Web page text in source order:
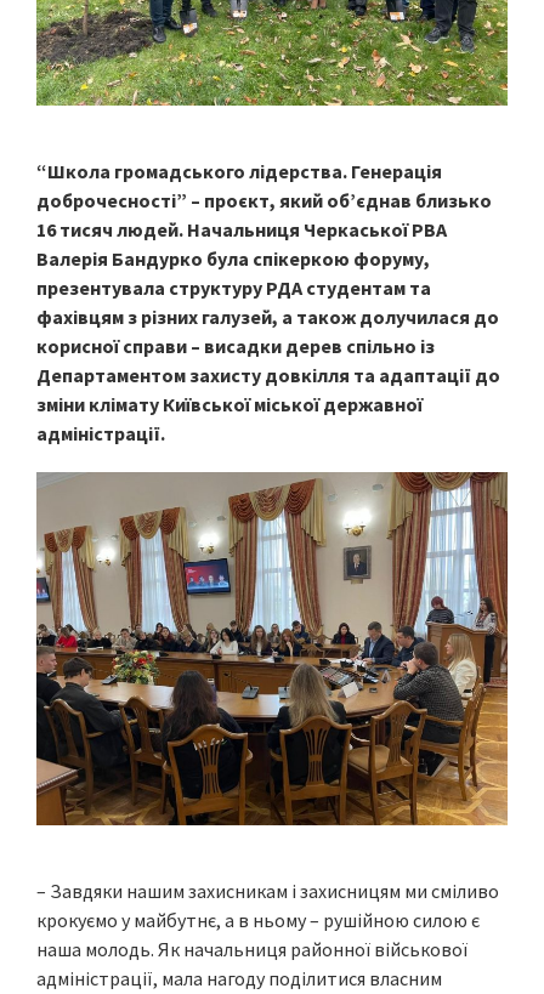
“Школа громадського лідерства. Генерація
доброчесності” – проєкт, який об’єднав близько
16 тисяч людей. Начальниця Черкаської РВА
Валерія Бандурко була спікеркою форуму,
презентувала структуру РДА студентам та
фахівцям з різних галузей, а також долучилася до
корисної справи – висадки дерев спільно із
Департаментом захисту довкілля та адаптації до
зміни клімату Київської міської державної
адміністрації.
– Завдяки нашим захисникам і захисницям ми сміливо
крокуємо у майбутнє, а в ньому – рушійною силою є
наша молодь. Як начальниця районної військової
адміністрації, мала нагоду поділитися власним